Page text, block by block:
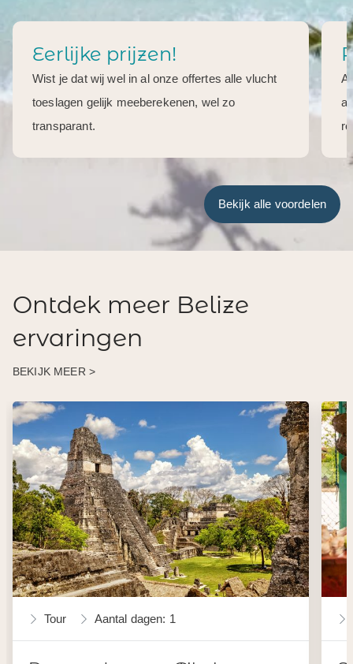
Eerlijke prijzen!
Wist je dat wij wel in al onze offertes alle vlucht
toeslagen gelijk meeberekenen, wel zo
transparant.
Bekijk alle voordelen
Ontdek meer Belize
ervaringen
BEKIJK MEER >
Tour Aantal dagen: 1